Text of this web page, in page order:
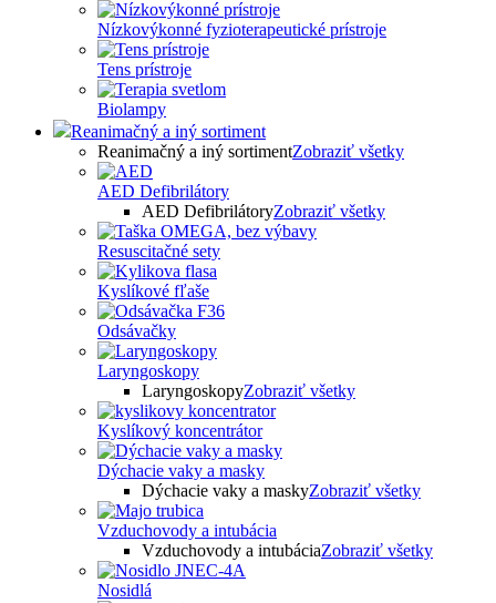
Nízkovýkonné fyzioterapeutické prístroje
Tens prístroje
Biolampy
Reanimačný a iný sortiment
Reanimačný a iný sortimentZobraziť všetky
AED Defibrilátory
AED DefibrilátoryZobraziť všetky
Resuscitačné sety
Kyslíkové fľaše
Odsávačky
Laryngoskopy
LaryngoskopyZobraziť všetky
Kyslíkový koncentrátor
Dýchacie vaky a masky
Dýchacie vaky a maskyZobraziť všetky
Vzduchovody a intubácia
Vzduchovody a intubáciaZobraziť všetky
Nosidlá